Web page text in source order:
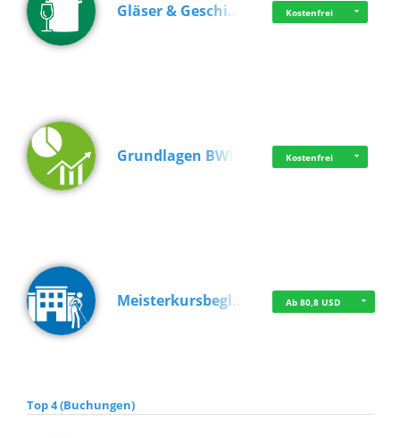
Gläser & Geschi… Kostenfrei
Grundlagen BWL Kostenfrei
Meisterkursbegl… Ab 80,8 USD
Top 4 (Buchungen)